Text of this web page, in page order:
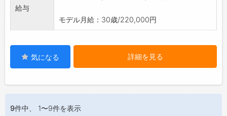
海外工場での現場管理責任者等のキャリアアッ
プも可能です。
自動車部品等、生活に欠かせない精密部品を
【覚悟してほしいこと】
補として活躍を期待します。
給与
モデル月給：30歳/220,000円
気になる 詳細を見る
9件中、 1〜9件を表示